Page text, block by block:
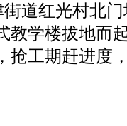
道红光村北
教学楼拔地而
抢工期赶进度